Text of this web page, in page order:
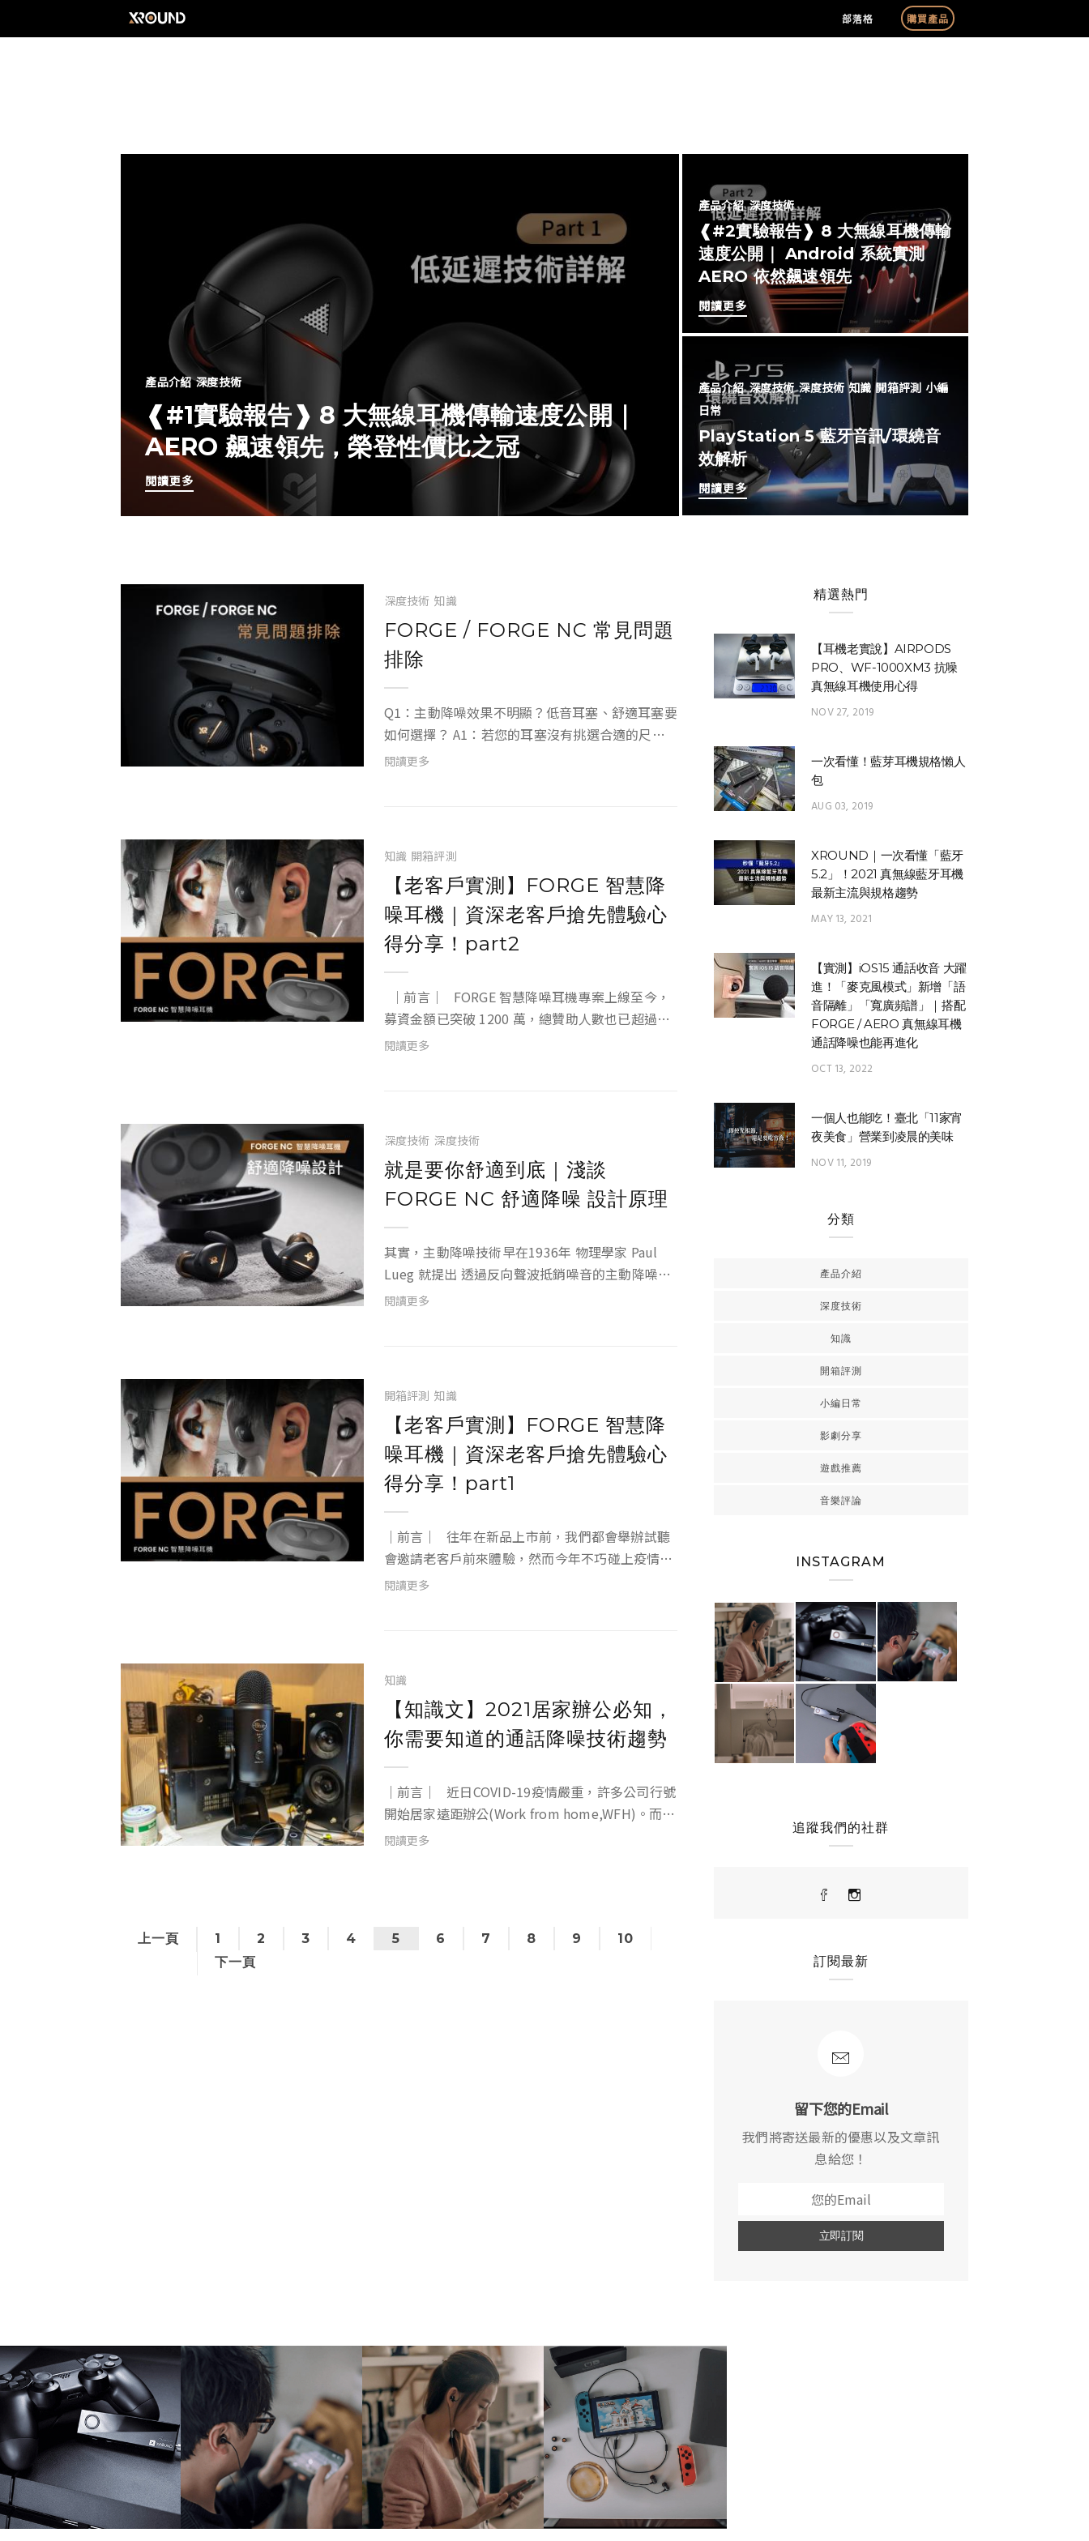
部落格 購買產品
產品介紹 深度技術
❰#1實驗報告❱ 8 大無線耳機傳輸速度公開｜
AERO 飆速領先，榮登性價比之冠
閱讀更多
產品介紹 深度技術
❰#2實驗報告❱ 8 大無線耳機傳輸
速度公開｜ Android 系統實測
AERO 依然飆速領先
閱讀更多
產品介紹 深度技術 深度技術 知識 開箱評測 小編
日常
PlayStation 5 藍牙音訊/環繞音
效解析
閱讀更多
深度技術 知識
FORGE / FORGE NC 常見問題
排除
Q1：主動降噪效果不明顯？低音耳塞、舒適耳塞要
如何選擇？ A1：若您的耳塞沒有挑選合適的尺
寸，可能會造成降噪無感。此時請您重新挑選耳塞
閱讀更多
知識 開箱評測
【老客戶實測】FORGE 智慧降
噪耳機｜資深老客戶搶先體驗心
得分享！part2
募資金額已突破 1200 萬，總贊助人數也已超過
4500 人。一切都要感謝各位 XROUND 粉絲們熱情
閱讀更多
深度技術 深度技術
就是要你舒適到底｜淺談
FORGE NC 舒適降噪 設計原理
其實，主動降噪技術早在1936年 物理學家 Paul
Lueg 就提出 透過反向聲波抵銷噪音的主動降噪專
利。不過，直到1989年，全球知名聲學品牌 Bose
閱讀更多
開箱評測 知識
【老客戶實測】FORGE 智慧降
噪耳機｜資深老客戶搶先體驗心
得分享！part1
｜前言｜ 往年在新品上市前，我們都會舉辦試聽
會邀請老客戶前來體驗，然而今年不巧碰上疫情升
溫，無法像過去一樣舉辦實體活動、和大家一起共
閱讀更多
知識
【知識文】2021居家辦公必知，
你需要知道的通話降噪技術趨勢
｜前言｜ 近日COVID-19疫情嚴重，許多公司行號
開始居家遠距辦公(Work from home,WFH)。而在
家上班、遠距視訊會議的次數也陸續增加，若視訊
閱讀更多
上一頁 1 2 3 4 5 6 7 8 9
10
下一頁
精選熱門
【耳機老實說】AIRPODS
PRO、WF-1000XM3 抗噪
真無線耳機使用心得
NOV 27, 2019
一次看懂！藍芽耳機規格懶人
包
AUG 03, 2019
XROUND｜一次看懂「藍牙
5.2」！2021 真無線藍牙耳機
最新主流與規格趨勢
MAY 13, 2021
【實測】iOS15 通話收音 大躍
進！「麥克風模式」新增「語
音隔離」「寬廣頻譜」｜搭配
FORGE / AERO 真無線耳機
通話降噪也能再進化
OCT 13, 2022
一個人也能吃！臺北「11家宵
夜美食」營業到凌晨的美味
NOV 11, 2019
分類
產品介紹
深度技術
知識
開箱評測
小編日常
影劇分享
遊戲推薦
音樂評論
INSTAGRAM
追蹤我們的社群
訂閱最新
留下您的Email
我們將寄送最新的優惠以及文章訊
息給您！